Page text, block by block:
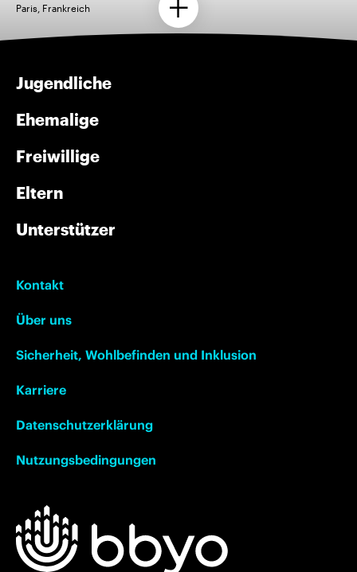
Paris, Frankreich
Jugendliche
Ehemalige
Freiwillige
Eltern
Unterstützer
Kontakt
Über uns
Sicherheit, Wohlbefinden und Inklusion
Karriere
Datenschutzerklärung
Nutzungsbedingungen